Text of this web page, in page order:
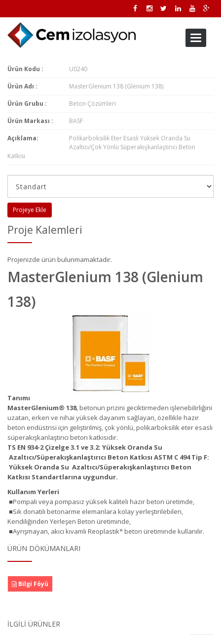
Toggle
Ürün Kodu : U0240
Ürün Adı : MasterGlenium 138 (Glenium 138)
Ürün Grubu : Beton Çözümleri
Ürün Markası : BASF
Açıklama:
Polikarboksilik Eter Esaslı Yüksek Oranda Su
Azaltıcı/Çok Yönlü Süperakışkanlaştırıcı Beton
Katkısı
Projeye Ekle
Proje Kalemleri
Projenizde ürün bulunmamaktadır.
MasterGlenium 138 (Glenium
138)
Tanımı
MasterGlenium® 138, betonun prizini geciktirmeden işlenebilirliğini
uzatan, erken ve nihai yüksek dayanım sağlayan, özellikle hazır
beton endüstrisi için geliştirilmiş, çok yönlü, polikarboksilik eter esaslı
süperakışkanlaştırıcı beton katkısıdır.
TS EN 934-2 Çizelge 3.1 ve 3.2: Yüksek Oranda Su
Azaltıcı/Süperakışkanlaştırıcı Beton Katkısı ASTM C 494 Tip F:
Yüksek Oranda Su Azaltıcı/Süperakışkanlaştırıcı Beton
Katkısı Standartlarına uygundur.
Kullanım Yerleri
■Pompalı veya pompasız yüksek kaliteli hazır beton üretimde,
■Sık donatılı betonarme elemanlara kolay yerleştirilebilen,
Kendiliğinden Yerleşen Beton üretiminde,
■Ayrışmayan, akıcı kıvamlı Reoplastik* beton üretiminde kullanılır.
ÜRÜN DÖKÜMANLARI
Bilgi Föyü
İLGILI ÜRÜNLER